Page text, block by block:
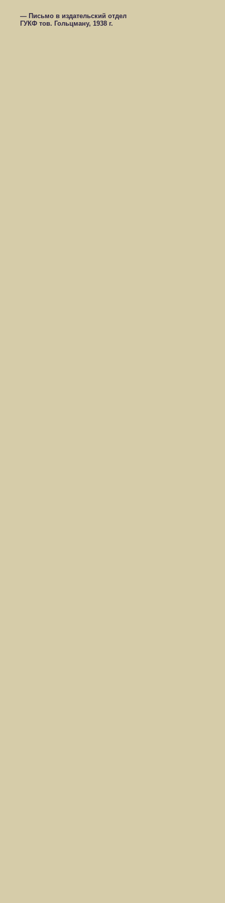
— Письмо в издательский отдел
ГУКФ тов. Гольцману, 1938 г.